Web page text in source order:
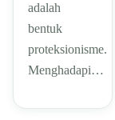
adalah
bentuk
proteksionisme.
Menghadapi…